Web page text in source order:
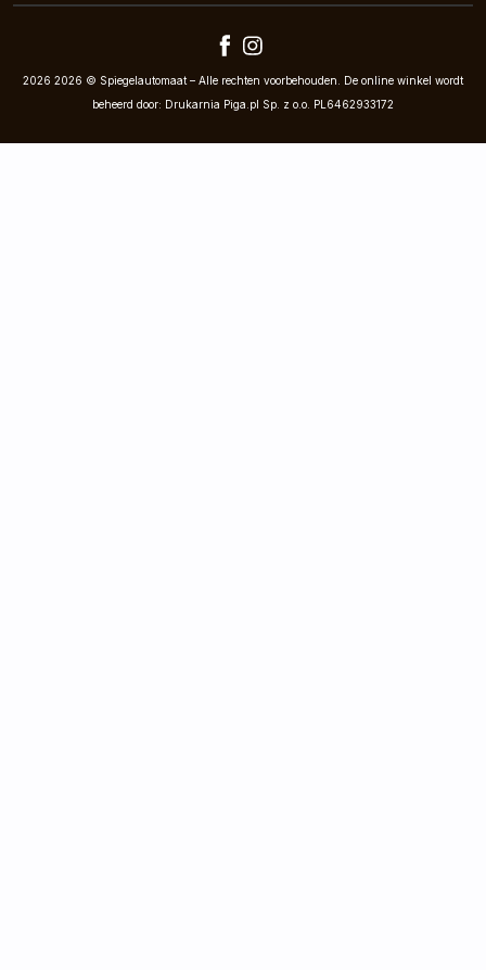
2026 2026 © Spiegelautomaat – Alle rechten voorbehouden. De online winkel wordt
beheerd door: Drukarnia Piga.pl Sp. z o.o. PL6462933172